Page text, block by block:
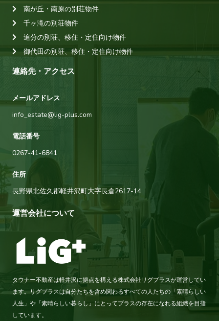
南が丘・南原の別荘物件
千ヶ滝の別荘物件
追分の別荘、移住・定住向け物件
御代田の別荘、移住・定住向け物件
連絡先・アクセス
メールアドレス
info_estate@lig-plus.com
電話番号
0267-41-6841
住所
長野県北佐久郡軽井沢町大字長倉2617-14
運営会社について
タウナー不動産は軽井沢に拠点を構える株式会社リグプラスが運営してい
ます。リグプラスは自分たちを含め関わるすべての人たちの「素晴らしい
人生」や「素晴らしい暮らし」にとってプラスの存在になれる組織を目指
しています。